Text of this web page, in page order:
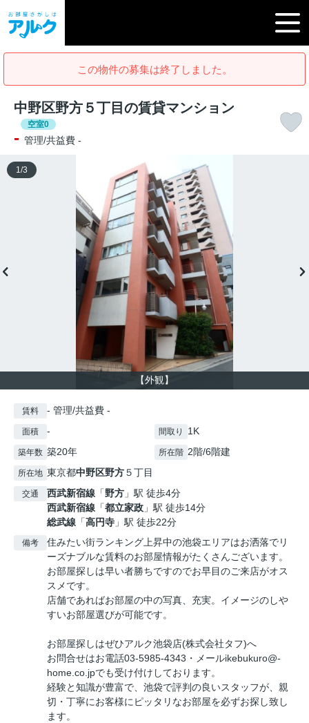
この物件の募集は終了しました。
中野区野方５丁目の賃貸マンション
空室0
- 管理/共益費 -
【外観】
1 /3
賃料 - 管理/共益費 -
面積 - 間取り 1K
築年数 築20年 所在階 2階/6階建
所在地 東京都中野区野方５丁目
交通 西武新宿線 「野方 」駅 徒歩4分
西武新宿線 「都立家政 」駅 徒歩14分
総武線 「高円寺 」駅 徒歩22分
備考
住みたい街ランキング上昇中の池袋エリアはお洒落でリ
ーズナブルな賃料のお部屋情報がたくさんございます。
お部屋探しは早い者勝ちですのでお早目のご来店がオス
スメです。
店舗であればお部屋の中の写真、充実。イメージのしや
すいお部屋選びが可能です。
お部屋探しはぜひアルク池袋店(株式会社タフ)へ
お問合せはお電話03-5985-4343・メールikebukuro@-
home.co.jpでも受け付けしております。
経験と知識が豊富で、池袋で評判の良いスタッフが、親
切・丁寧にお客様にピッタリなお部屋を必ずお探し致し
ます。